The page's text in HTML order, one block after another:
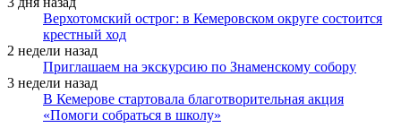
Верхотомский острог: в Кемеровском округе состоится
крестный ход
2 недели назад
Приглашаем на экскурсию по Знаменскому собору
3 недели назад
В Кемерове стартовала благотворительная акция
«Помоги собраться в школу»